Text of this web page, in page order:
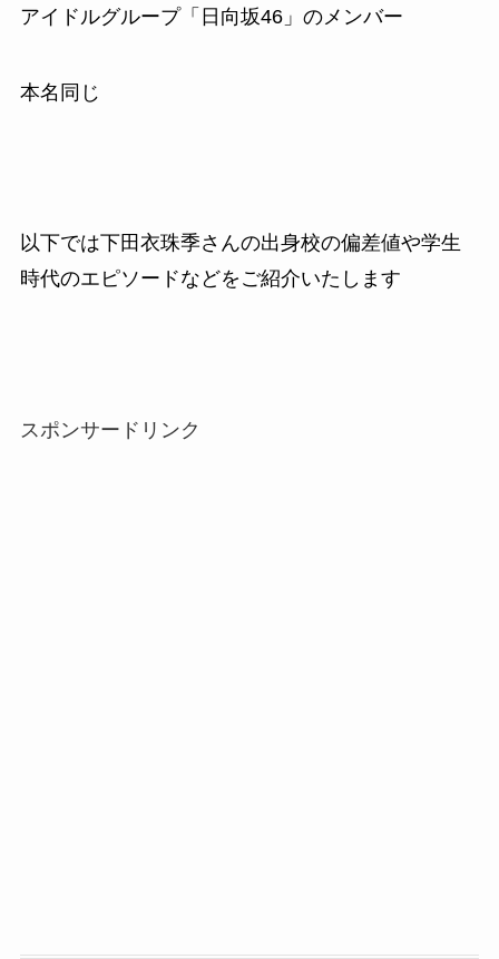
アイドルグループ「日向坂46」のメンバー
本名同じ
以下では下田衣珠季さんの出身校の偏差値や学生
時代のエピソードなどをご紹介いたします
スポンサードリンク